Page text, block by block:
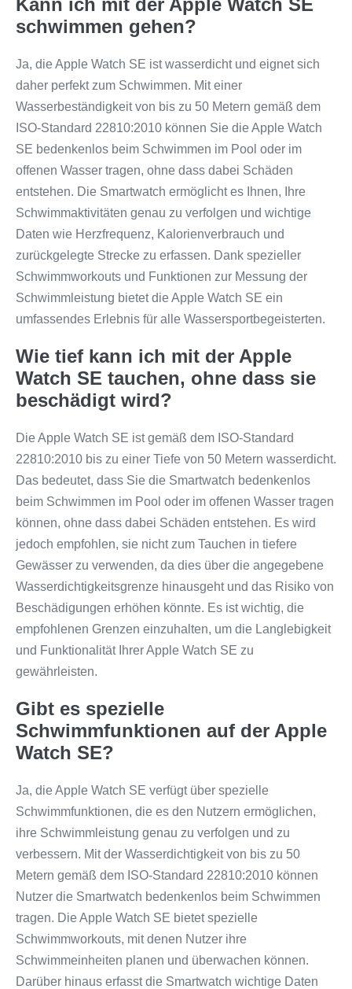
Kann ich mit der Apple Watch SE
schwimmen gehen?
Ja, die Apple Watch SE ist wasserdicht und eignet sich
daher perfekt zum Schwimmen. Mit einer
Wasserbeständigkeit von bis zu 50 Metern gemäß dem
ISO-Standard 22810:2010 können Sie die Apple Watch
SE bedenkenlos beim Schwimmen im Pool oder im
offenen Wasser tragen, ohne dass dabei Schäden
entstehen. Die Smartwatch ermöglicht es Ihnen, Ihre
Schwimmaktivitäten genau zu verfolgen und wichtige
Daten wie Herzfrequenz, Kalorienverbrauch und
zurückgelegte Strecke zu erfassen. Dank spezieller
Schwimmworkouts und Funktionen zur Messung der
Schwimmleistung bietet die Apple Watch SE ein
umfassendes Erlebnis für alle Wassersportbegeisterten.
Wie tief kann ich mit der Apple
Watch SE tauchen, ohne dass sie
beschädigt wird?
Die Apple Watch SE ist gemäß dem ISO-Standard
22810:2010 bis zu einer Tiefe von 50 Metern wasserdicht.
Das bedeutet, dass Sie die Smartwatch bedenkenlos
beim Schwimmen im Pool oder im offenen Wasser tragen
können, ohne dass dabei Schäden entstehen. Es wird
jedoch empfohlen, sie nicht zum Tauchen in tiefere
Gewässer zu verwenden, da dies über die angegebene
Wasserdichtigkeitsgrenze hinausgeht und das Risiko von
Beschädigungen erhöhen könnte. Es ist wichtig, die
empfohlenen Grenzen einzuhalten, um die Langlebigkeit
und Funktionalität Ihrer Apple Watch SE zu
gewährleisten.
Gibt es spezielle
Schwimmfunktionen auf der Apple
Watch SE?
Ja, die Apple Watch SE verfügt über spezielle
Schwimmfunktionen, die es den Nutzern ermöglichen,
ihre Schwimmleistung genau zu verfolgen und zu
verbessern. Mit der Wasserdichtigkeit von bis zu 50
Metern gemäß dem ISO-Standard 22810:2010 können
Nutzer die Smartwatch bedenkenlos beim Schwimmen
tragen. Die Apple Watch SE bietet spezielle
Schwimmworkouts, mit denen Nutzer ihre
Schwimmeinheiten planen und überwachen können.
Darüber hinaus erfasst die Smartwatch wichtige Daten